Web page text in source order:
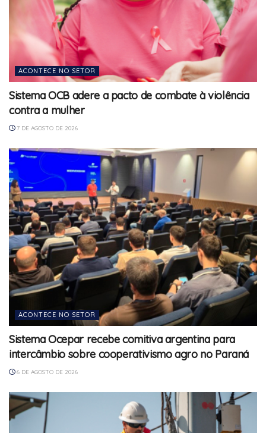
ACONTECE NO SETOR
Sistema OCB adere a pacto de combate à violência
contra a mulher
7 DE AGOSTO DE 2026
ACONTECE NO SETOR
Sistema Ocepar recebe comitiva argentina para
intercâmbio sobre cooperativismo agro no Paraná
6 DE AGOSTO DE 2026